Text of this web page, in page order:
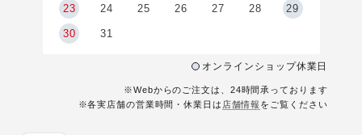
23 24 25 26 27 28 29
30 31
オンラインショップ休業日
※Webからのご注文は、24時間承っております
※各実店舗の営業時間・休業日は 店舗情報 をご覧ください